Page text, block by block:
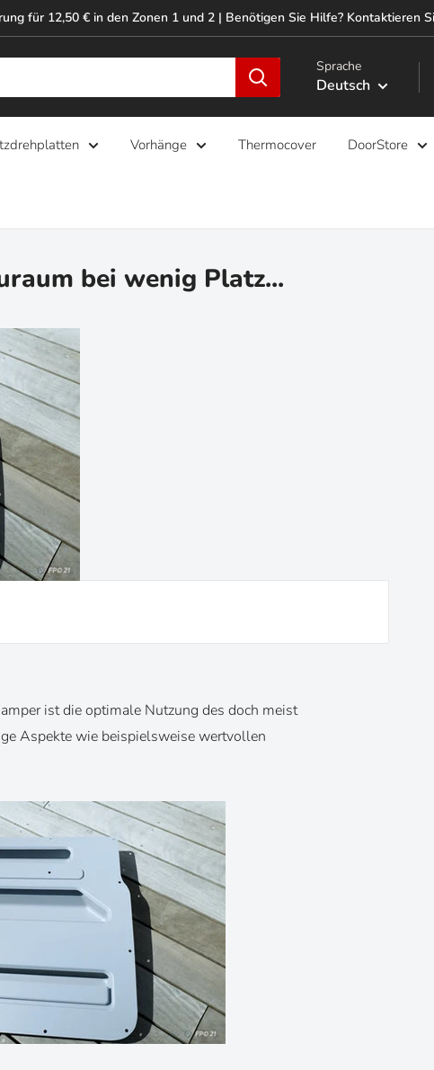
für 12,50 € in den Zonen 1 und 2 | Benötigen Sie Hilfe? Kontaktieren
Sprache
Deutsch
Vorhänge Thermocover DoorStore
bei wenig Platz...
ist die optimale Nutzung des doch meist
Aspekte wie beispielsweise wertvollen